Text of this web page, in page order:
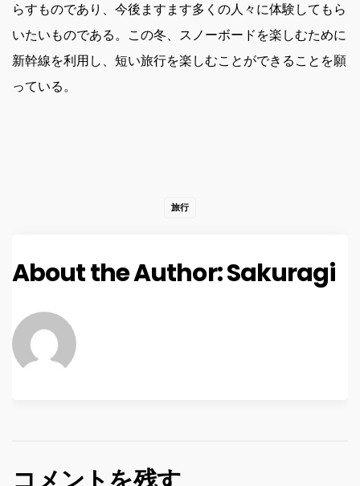
らすものであり、今後ますます多くの人々に体験してもら
いたいものである。この冬、スノーボードを楽しむために
新幹線を利用し、短い旅行を楽しむことができることを願
っている。
旅行
About the Author:Sakuragi